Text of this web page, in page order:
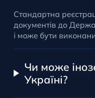
Стандартна
документів до
і може бути
Чи може
Україні?